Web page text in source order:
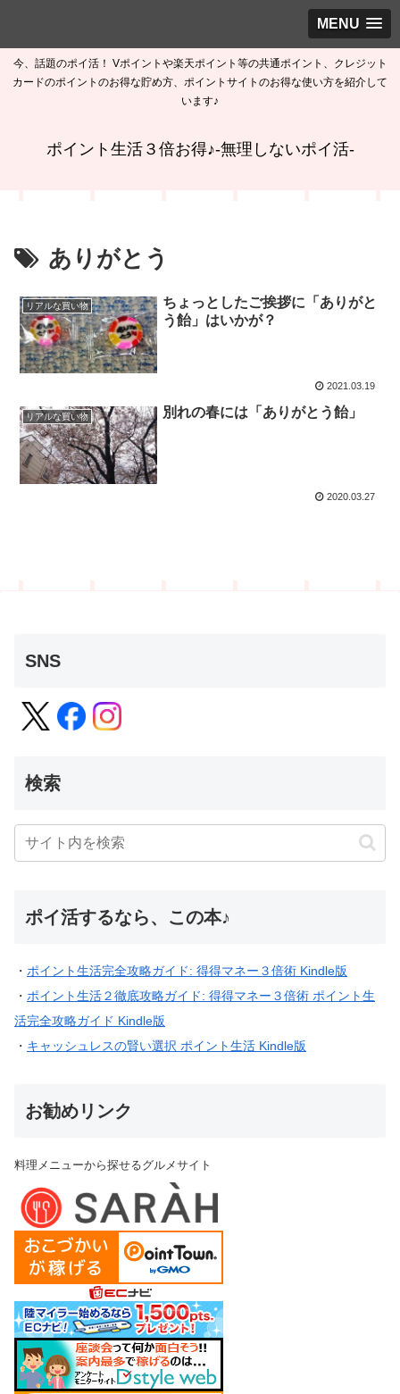
MENU
今、話題のポイ活！ Vポイントや楽天ポイント等の共通ポイント、クレジット
カードのポイントのお得な貯め方、ポイントサイトのお得な使い方を紹介して
います♪
ポイント生活３倍お得♪-無理しないポイ活-
ありがとう
リアルな買い物
ちょっとしたご挨拶に「ありがと
う飴」はいかが？
2021.03.19
リアルな買い物 別れの春には「ありがとう飴」
2020.03.27
SNS
検索
ポイ活するなら、この本♪
・ ポイント生活完全攻略ガイド: 得得マネー３倍術 Kindle版
・ ポイント生活２徹底攻略ガイド: 得得マネー３倍術 ポイント生
活完全攻略ガイド Kindle版
・ キャッシュレスの賢い選択 ポイント生活 Kindle版
お勧めリンク
料理メニューから探せるグルメサイト